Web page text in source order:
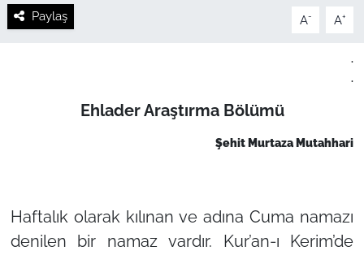
Paylaş A- A+
.
.
Ehlader Araştırma Bölümü
Şehit Murtaza Mutahhari
Haftalık olarak kılınan ve adına Cuma namazı
denilen bir namaz vardır. Kur’an-ı Kerim’de